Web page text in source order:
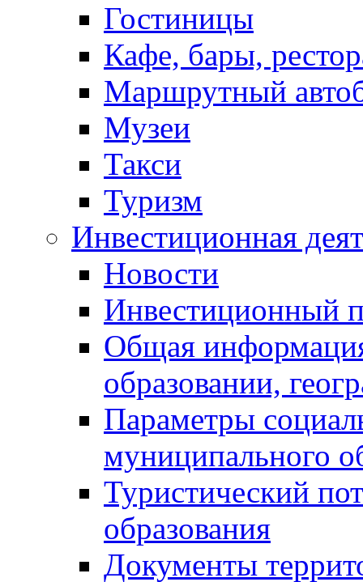
Гостиницы
Кафе, бары,
Маршрутный
Музеи
Такси
Туризм
Инвестиционная
Новости
Инвестиционный
Общая
образовании,
Параметры
муниципального
Туристический
образования
Документы